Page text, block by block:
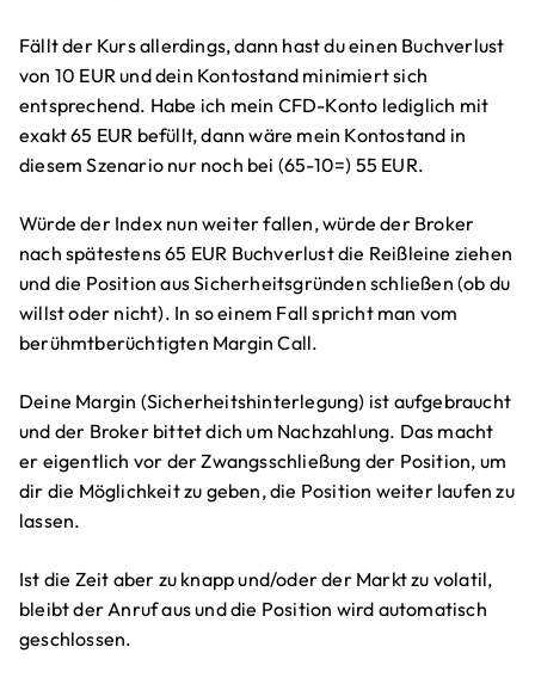
Fällt der Kurs allerdings, dann hast du einen Buchverlust
von 10 EUR und dein Kontostand minimiert sich
entsprechend. Habe ich mein CFD-Konto lediglich mit
exakt 65 EUR befüllt, dann wäre mein Kontostand in
diesem Szenario nur noch bei (65-10=) 55 EUR.
Würde der Index nun weiter fallen, würde der Broker
nach spätestens 65 EUR Buchverlust die Reißleine ziehen
und die Position aus Sicherheitsgründen schließen (ob du
willst oder nicht). In so einem Fall spricht man vom
berühmtberüchtigten Margin Call.
Deine Margin (Sicherheitshinterlegung) ist aufgebraucht
und der Broker bittet dich um Nachzahlung. Das macht
er eigentlich vor der Zwangsschließung der Position, um
dir die Möglichkeit zu geben, die Position weiter laufen zu
lassen.
Ist die Zeit aber zu knapp und/oder der Markt zu volatil,
bleibt der Anruf aus und die Position wird automatisch
geschlossen.